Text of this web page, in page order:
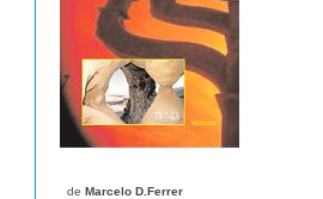
de Marcelo D.Ferrer